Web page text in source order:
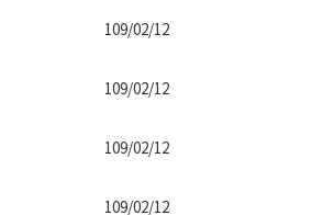
109/02/12
109/02/12
109/02/12
109/02/12